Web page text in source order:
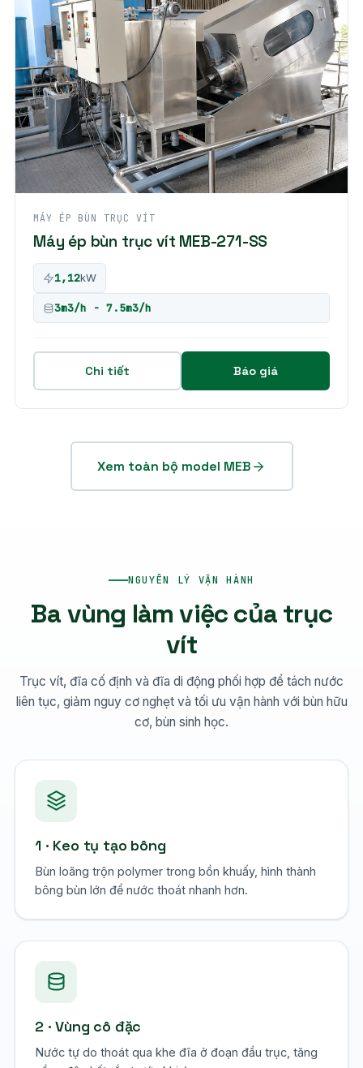
MÁY ÉP BÙN TRỤC VÍT
Máy ép bùn trục vít MEB-271-SS
1,12kW
3m3/h - 7.5m3/h
Chi tiết Báo giá
Xem toàn bộ model MEB
NGUYÊN LÝ VẬN HÀNH
Ba vùng làm việc của trục
vít
Trục vít, đĩa cố định và đĩa di động phối hợp để tách nước
liên tục, giảm nguy cơ nghẹt và tối ưu vận hành với bùn hữu
cơ, bùn sinh học.
1 · Keo tụ tạo bông
Bùn loãng trộn polymer trong bồn khuấy, hình thành
bông bùn lớn để nước thoát nhanh hơn.
2 · Vùng cô đặc
Nước tự do thoát qua khe đĩa ở đoạn đầu trục, tăng